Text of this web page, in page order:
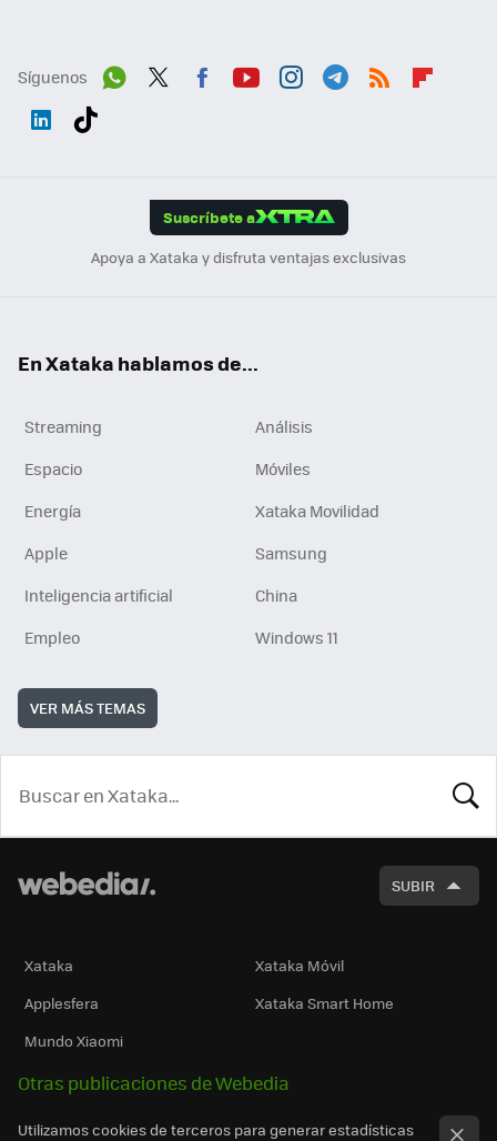
Síguenos
Suscríbete a
Apoya a Xataka y disfruta ventajas exclusivas
En Xataka hablamos de...
Streaming
Análisis
Espacio
Móviles
Energía
Xataka Movilidad
Apple
Samsung
Inteligencia artificial
China
Empleo
Windows 11
VER MÁS TEMAS
SUBIR
Xataka
Xataka Móvil
Applesfera
Xataka Smart Home
Mundo Xiaomi
Otras publicaciones de Webedia
Utilizamos cookies de terceros para generar estadísticas